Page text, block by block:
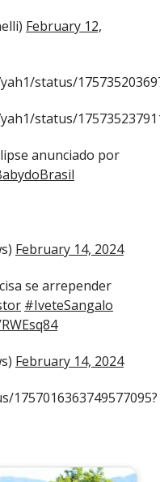
February 12,
status/
status/
anunciado por
February 14, 2024
se arrepender
#IveteSangalo
February 14, 2024